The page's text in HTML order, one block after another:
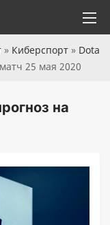
» Киберспорт » Dota
25 мая 2020
на